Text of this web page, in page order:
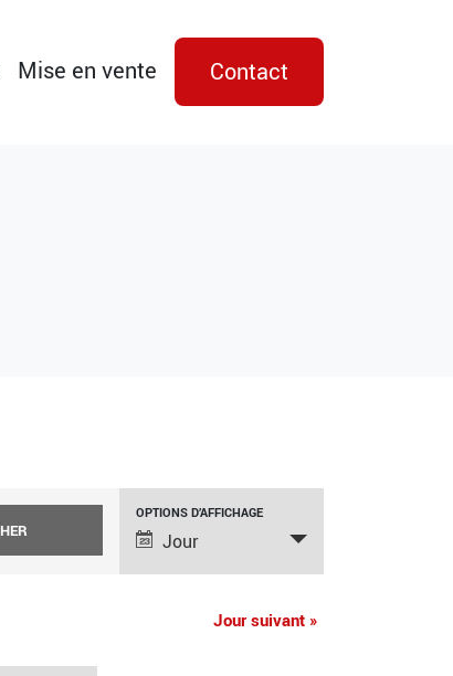
Mise en vente Contact
NAVIGATION
DE
ÉVÈNEMENT
OPTIONS D’AFFICHAGE
Jour
Jour suivant »